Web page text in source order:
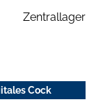
Zentrallager
Cock